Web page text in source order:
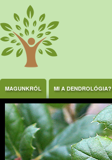
Ugrás a tartalomra
MAGUNKRÓL MI A DENDROLÓGIA?